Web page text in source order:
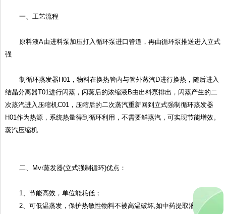
一、工艺流程
原料液A由进料泵加压打入循环泵进口管道，再由循环泵推送进入立式
强
制循环蒸发器H01，物料在换热管内与管外蒸汽D进行换热，随后进入
结晶分离器T01进行闪蒸，闪蒸后的浓缩液B由出料泵排出，闪蒸产生的二
次蒸汽进入压缩机C01，压缩后的二次蒸汽重新回到立式强制循环蒸发器
H01作为热源，系统热量得到循环利用，不需要鲜蒸汽，可实现节能增效。
蒸汽压缩机
二、Mvr蒸发器(立式强制循环)优点：
1、节能高效，单位能耗低；
2、可低温蒸发，保护热敏性物料不被高温破坏,如中药提取液。